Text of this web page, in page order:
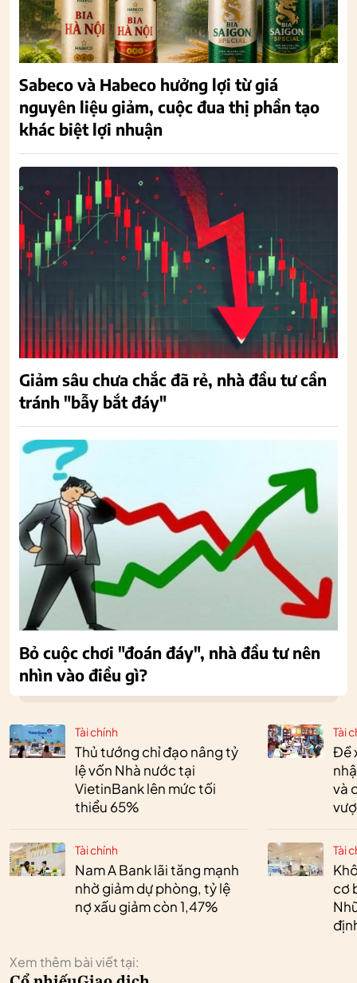
Tài chính
Thủ tướng chỉ đạo nâng tỷ
lệ vốn Nhà nước tại
VietinBank lên mức tối
thiểu 65%
Tài chính
Nam A Bank lãi tăng mạnh
nhờ giảm dự phòng, tỷ lệ
nợ xấu giảm còn 1,47%
Tài
Đề
và
Tài
cơ
Xem thêm bài viết tại:
Sabeco và Habeco hưởng lợi từ giá
nguyên liệu giảm, cuộc đua thị phần tạo
khác biệt lợi nhuận
Giảm sâu chưa chắc đã rẻ, nhà đầu tư cần
tránh "bẫy bắt đáy"
Bỏ cuộc chơi "đoán đáy", nhà đầu tư nên
nhìn vào điều gì?